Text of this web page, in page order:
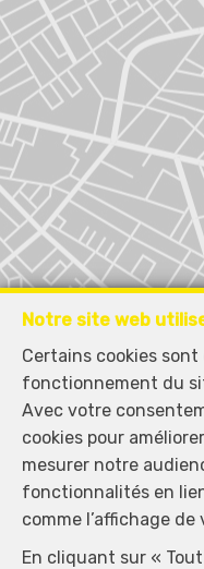
Notre site web
Certains cookies
fonctionnement du
Avec votre
cookies pour
mesurer notre
fonctionnalités en
comme l’affichage de
En cliquant sur «